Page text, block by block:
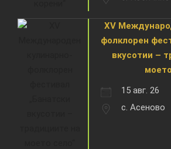
XV
фолклорен
вкусотии –
15 авг. 26
с. Асеново